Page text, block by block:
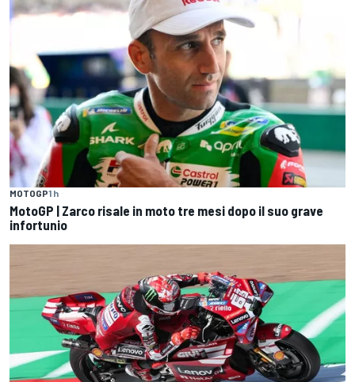
MOTOGP1 h
MotoGP | Zarco risale in moto tre mesi dopo il suo grave
infortunio